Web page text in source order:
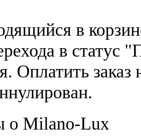
в
в статус
Оплатить заказ
Milano-Lux